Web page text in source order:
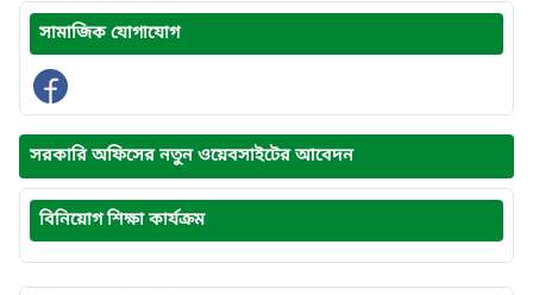
সামাজিক যোগাযোগ
সরকারি অফিসের নতুন ওয়েবসাইটের আবেদন
বিনিয়োগ শিক্ষা কার্যক্রম